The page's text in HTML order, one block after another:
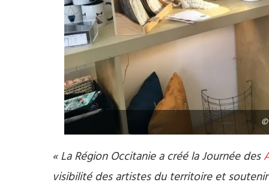
©
« La Région Occitanie a créé la Journée des
visibilité des artistes du territoire et